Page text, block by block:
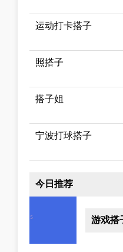
运动打卡搭子
照搭子
搭子姐
宁波打球搭子
今日推荐
游戏搭